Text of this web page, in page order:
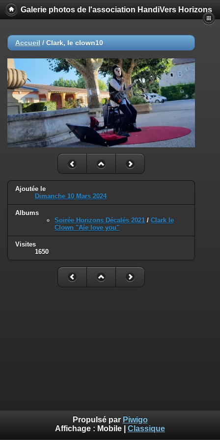
Galerie photos de l'association HandiVers Horizons
Accueil / Clark, le clown10
Ajoutée le
Dimanche 10 Mars 2024
Albums
Soirée Horizons Décalés 2021 / Clark le
Clown "Aîe love you"
Visites
1650
Propulsé par Piwigo
Affichage : Mobile Classique